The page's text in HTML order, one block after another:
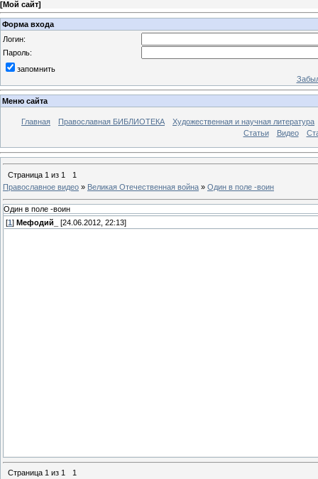
[Мой сайт]
Форма входа
Логин:
Пароль:
запомнить
Меню сайта
Главная Православная БИБЛИОТЕКА
Художественная и научная литература
Статьи
Видео
Страница 1 из 1
1
Православное видео » Великая Отечественная война » Один в поле -воин
Один в поле -воин
[1 ] Мефодий_ [24.06.2012, 22:13]
Страница 1 из 1 1